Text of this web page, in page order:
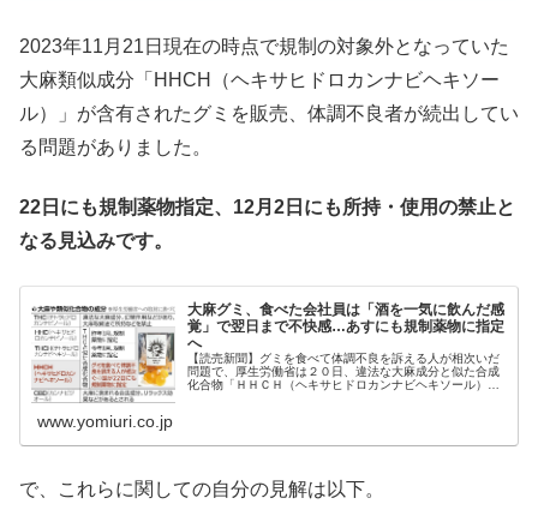
2023年11月21日現在の時点で規制の対象外となっていた
大麻類似成分「HHCH（ヘキサヒドロカンナビヘキソー
ル）」が含有されたグミを販売、体調不良者が続出してい
る問題がありました。
22日にも規制薬物指定、12月2日にも所持・使用の禁止と
なる見込みです。
大麻グミ、食べた会社員は「酒を一気に飲んだ感
覚」で翌日まで不快感…あすにも規制薬物に指定
へ
【読売新聞】グミを食べて体調不良を訴える人が相次いだ
問題で、厚生労働省は２０日、違法な大麻成分と似た合成
化合物「ＨＨＣＨ（ヘキサヒドロカンナビヘキソール）」
www.yomiuri.co.jp
で、これらに関しての自分の見解は以下。